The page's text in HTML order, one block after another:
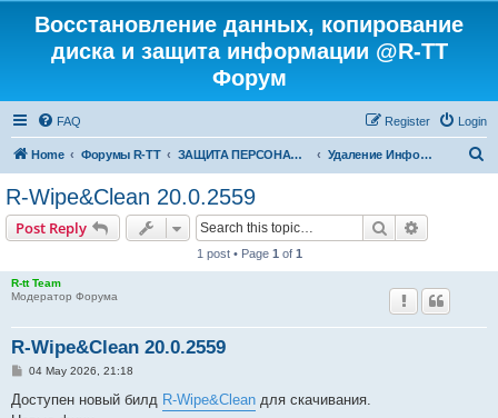
Восстановление данных, копирование
диска и защита информации @R-TT
Форум
FAQ Login
Register
Home Форумы R-TT ЗАЩИТА ПЕРСОНАЛЬНЫХ ДАННЫХ И БЕЗОПАСНОСТЬ Удаление Информации с Диска
R-Wipe&Clean 20.0.2559
Post Reply Search
1 post • Page 1 of 1
R-tt Team
Модератор Форума
R-Wipe&Clean 20.0.2559
P
s
04 May 2026, 21:18
Доступен новый билд R-Wipe&Clean для скачивания.